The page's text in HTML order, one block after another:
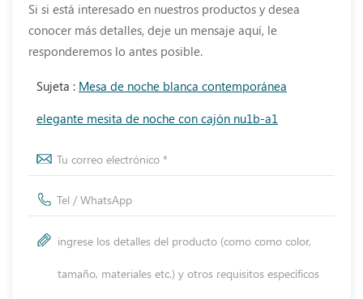
Si si está interesado en nuestros productos y desea
conocer más detalles, deje un mensaje aquí, le
responderemos lo antes posible.
Sujeta : Mesa de noche blanca contemporánea
elegante mesita de noche con cajón nu1b-a1